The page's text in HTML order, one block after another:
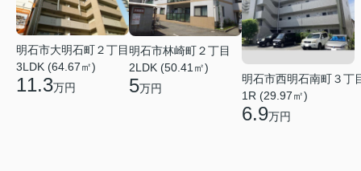
明石市大明石町２丁目
3LDK (64.67㎡)
11.3万円
明石市林崎町２丁目
2LDK (50.41㎡)
5万円
明石市西明石南町３丁
1R (29.97㎡)
6.9万円